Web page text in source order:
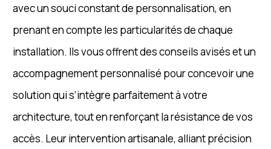
avec un souci constant de personnalisation, en
prenant en compte les particularités de chaque
installation. Ils vous offrent des conseils avisés et un
accompagnement personnalisé pour concevoir une
solution qui s’intègre parfaitement à votre
architecture, tout en renforçant la résistance de vos
accès. Leur intervention artisanale, alliant précision